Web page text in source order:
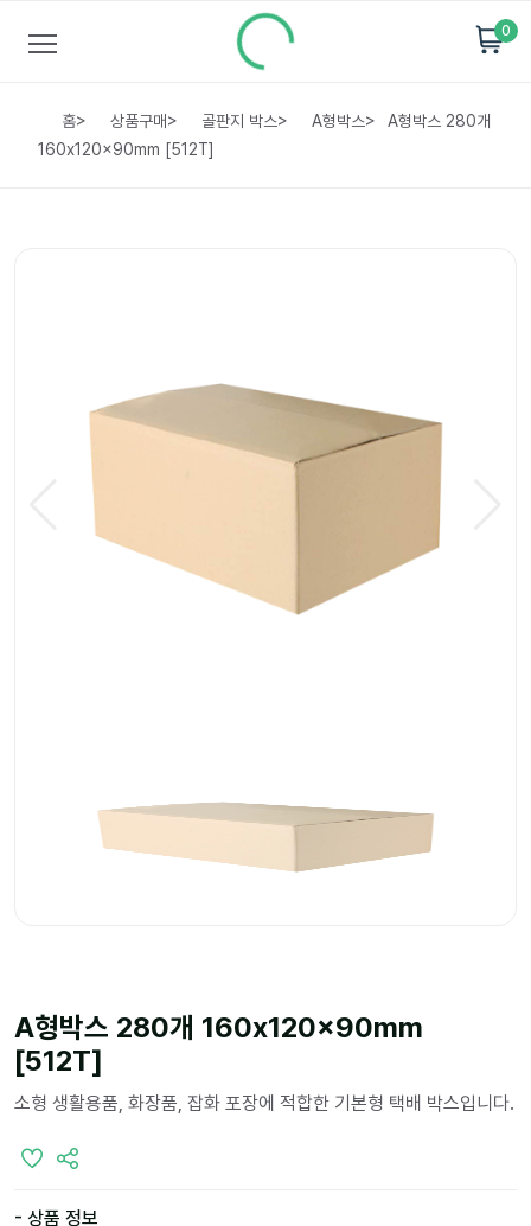
0
홈> 상품구매> 골판지 박스> A형박스>
A형박스 280개
160x120x90mm [512T]
A형박스 280개 160x120x90mm
[512T]
소형 생활용품, 화장품, 잡화 포장에 적합한 기본형 택배 박스입니다.
- 상품 정보